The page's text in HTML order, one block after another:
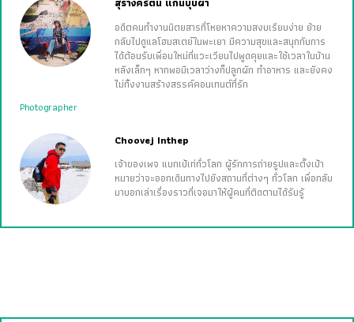
สุรางค์รัตน์ แก่นบุบผา
อดีตคนทำงานนิตยสารที่โหยหาความสงบเรียบง่าย ย้าย
กลับไปดูแลโฮมสเตย์ในพะเยา มีความสุขและสนุกกับการ
ได้ต้อนรับเพื่อนใหม่ที่แวะเวียนไปพูดคุยและใช้เวลาในบ้าน
หลังเล็กๆ หากพอมีเวลาว่างก็ปลูกผัก ทำอาหาร และยังคง
ไม่ทิ้งงานสร้างสรรค์คอนเทนต์ที่รัก
Photographer
Choovej Inthep
เจ้าของเพจ แบกเป้เท่ทั่วโลก ผู้รักการถ่ายรูปและตั้งเป้า
หมายว่าจะออกเดินทางไปยังสถานที่ต่างๆ ทั่วโลก เพื่อกลับ
มาบอกเล่าเรื่องราวที่เจอมาให้ผู้คนที่ติดตามได้รับรู้